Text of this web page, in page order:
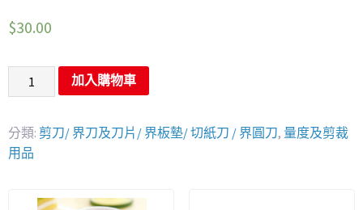
$30.00
加入購物車
分類: 剪刀/ 界刀及刀片/ 界板墊/ 切紙刀 / 界圓刀, 量度及剪裁
用品